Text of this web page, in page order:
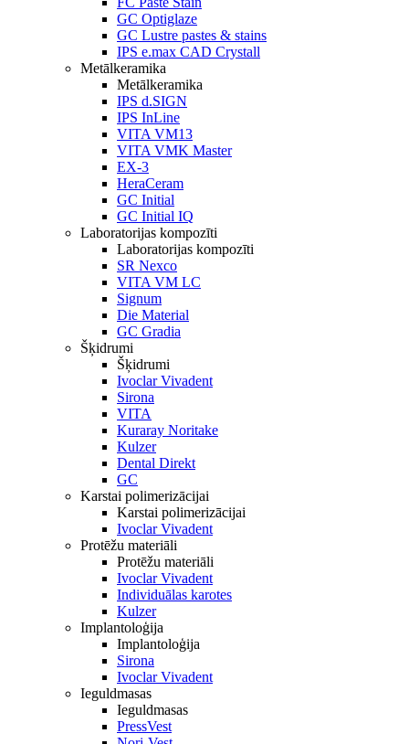
GC Optiglaze
GC Lustre pastes & stains
IPS e.max CAD Crystall
Metālkeramika
Metālkeramika
IPS d.SIGN
IPS InLine
VITA VM13
VITA VMK Master
EX-3
HeraCeram
GC Initial
GC Initial IQ
Laboratorijas kompozīti
Laboratorijas kompozīti
SR Nexco
VITA VM LC
Signum
Die Material
GC Gradia
Šķidrumi
Šķidrumi
Ivoclar Vivadent
Sirona
VITA
Kuraray Noritake
Kulzer
Dental Direkt
GC
Karstai polimerizācijai
Karstai polimerizācijai
Ivoclar Vivadent
Protēžu materiāli
Protēžu materiāli
Ivoclar Vivadent
Individuālas karotes
Kulzer
Implantoloģija
Implantoloģija
Sirona
Ivoclar Vivadent
Ieguldmasas
Ieguldmasas
PressVest